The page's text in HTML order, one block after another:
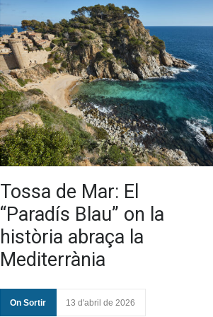
Tossa de Mar: El
“Paradís Blau” on la
història abraça la
Mediterrània
On Sortir 13 d'abril de 2026